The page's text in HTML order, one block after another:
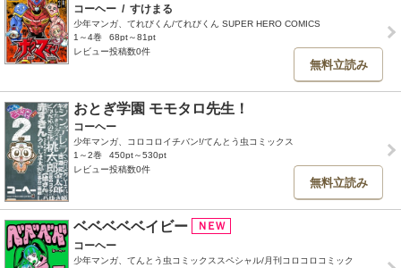
コーヘー / すけまる
少年マンガ、てれびくん/てれびくん SUPER HERO COMICS
1～4巻
68pt～81pt
レビュー投稿数0件
無料立読み
おとぎ学園 モモタロ先生！
コーヘー
少年マンガ、コロコロイチバン!/てんとう虫コミックス
1～2巻
450pt～530pt
レビュー投稿数0件
無料立読み
ベベベベベイビー
コーヘー
少年マンガ、てんとう虫コミックススペシャル/月刊コロコロコミック